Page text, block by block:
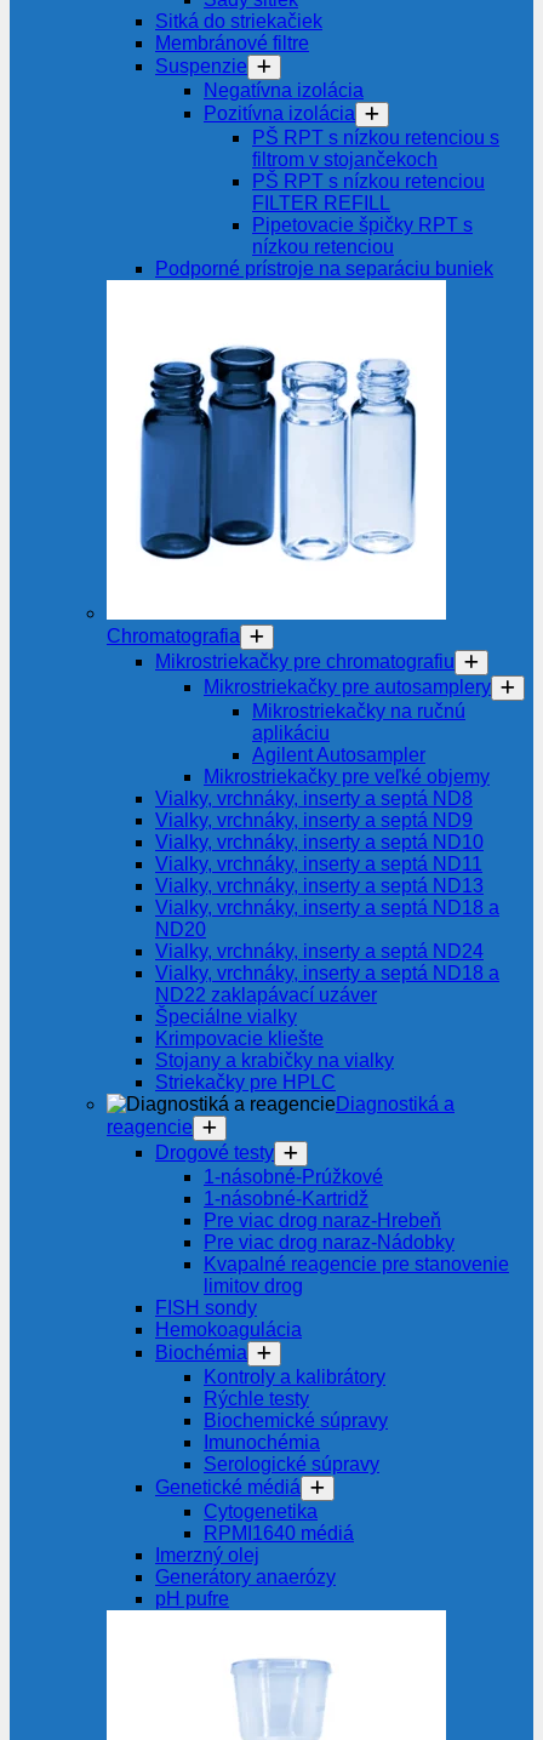
Sitká do striekačiek
Membránové filtre
Suspenzie
Negatívna izolácia
Pozitívna izolácia
PŠ RPT s nízkou retenciou s
filtrom v stojančekoch
PŠ RPT s nízkou retenciou
FILTER REFILL
Pipetovacie špičky RPT s
nízkou retenciou
Podporné prístroje na separáciu buniek
Chromatografia
Mikrostriekačky pre chromatografiu
Mikrostriekačky pre autosamplery
Mikrostriekačky na ručnú
aplikáciu
Agilent Autosampler
Mikrostriekačky pre veľké objemy
Vialky, vrchnáky, inserty a septá ND8
Vialky, vrchnáky, inserty a septá ND9
Vialky, vrchnáky, inserty a septá ND10
Vialky, vrchnáky, inserty a septá ND11
Vialky, vrchnáky, inserty a septá ND13
Vialky, vrchnáky, inserty a septá ND18 a
ND20
Vialky, vrchnáky, inserty a septá ND24
Vialky, vrchnáky, inserty a septá ND18 a
ND22 zaklapávací uzáver
Špeciálne vialky
Krimpovacie kliešte
Stojany a krabičky na vialky
Striekačky pre HPLC
Diagnostiká a
reagencie
Drogové testy
1-násobné-Prúžkové
1-násobné-Kartridž
Pre viac drog naraz-Hrebeň
Pre viac drog naraz-Nádobky
Kvapalné reagencie pre stanovenie
limitov drog
FISH sondy
Hemokoagulácia
Biochémia
Kontroly a kalibrátory
Rýchle testy
Biochemické súpravy
Imunochémia
Serologické súpravy
Genetické médiá
Cytogenetika
RPMI1640 médiá
Imerzný olej
Generátory anaerózy
pH pufre